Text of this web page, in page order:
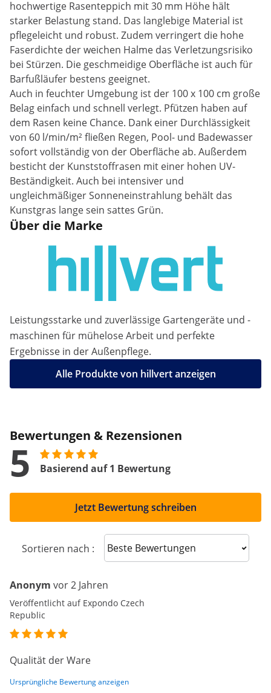
hochwertige Rasenteppich mit 30 mm Höhe hält
starker Belastung stand. Das langlebige Material ist
pflegeleicht und robust. Zudem verringert die hohe
Faserdichte der weichen Halme das Verletzungsrisiko
bei Stürzen. Die geschmeidige Oberfläche ist auch für
Barfußläufer bestens geeignet.
Auch in feuchter Umgebung ist der 100 x 100 cm große
Belag einfach und schnell verlegt. Pfützen haben auf
dem Rasen keine Chance. Dank einer Durchlässigkeit
von 60 l/min/m² fließen Regen, Pool- und Badewasser
sofort vollständig von der Oberfläche ab. Außerdem
besticht der Kunststoffrasen mit einer hohen UV-
Beständigkeit. Auch bei intensiver und
ungleichmäßiger Sonneneinstrahlung behält das
Kunstgras lange sein sattes Grün.
Über die Marke
Leistungsstarke und zuverlässige Gartengeräte und -
maschinen für mühelose Arbeit und perfekte
Ergebnisse in der Außenpflege.
Alle Produkte von hillvert anzeigen
Bewertungen & Rezensionen
5 Basierend auf 1 Bewertung
Jetzt Bewertung schreiben
Sortieren nach : Sort reviews
Anonym vor 2 Jahren
Veröffentlicht auf Expondo Czech
Republic
Qualität der Ware
Ursprüngliche Bewertung anzeigen